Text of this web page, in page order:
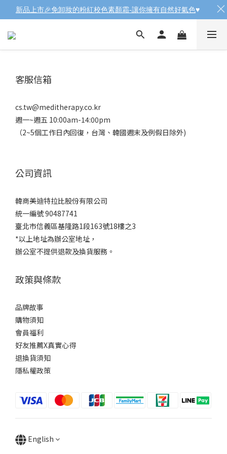
客服信箱
cs.tw@meditherapy.co.kr
週一~週五 10:00am-14:00pm
（2~5個工作日內回復，台灣、韓國週末及例假日除外)
公司資訊
韓商美迪特拉比股份有限公司
統一編號 90487741
臺北市信義區基隆路1段163號18樓之3
*以上地址為辦公室地址，
辦公室不提供退款及換貨服務。
政策與條款
品牌故事
購物須知
會員福利
好友推薦X真實心得
退換貨須知
隱私權政策
English
新品上市🎉免卸妝的粉紅校色素顏霜-讓你擁有自然好氣色♥️